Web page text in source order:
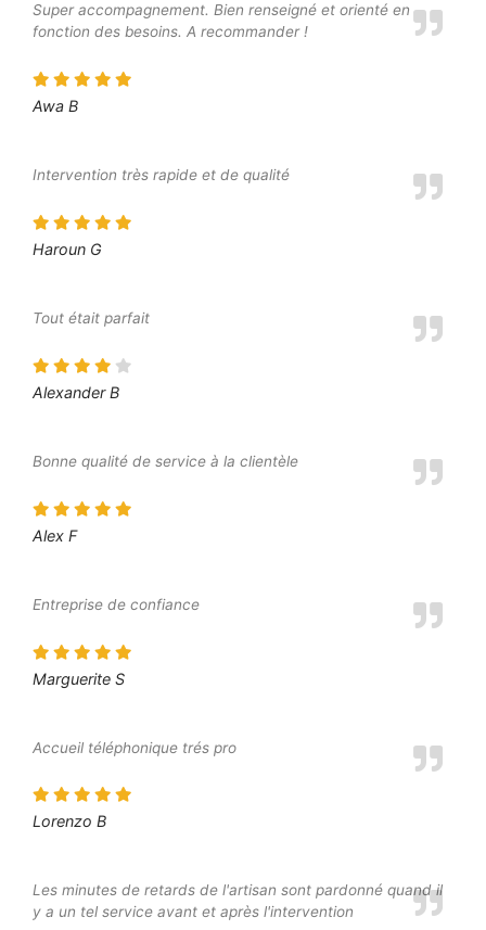
Super accompagnement. Bien renseigné et orienté en
fonction des besoins. A recommander !
Awa B
Intervention très rapide et de qualité
Haroun G
Tout était parfait
Alexander B
Bonne qualité de service à la clientèle
Alex F
Entreprise de confiance
Marguerite S
Accueil téléphonique trés pro
Lorenzo B
Les minutes de retards de l'artisan sont pardonné quand il
y a un tel service avant et après l'intervention